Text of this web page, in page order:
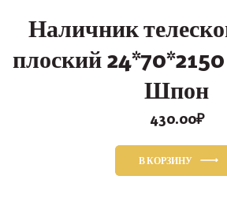
Наличник
плоский
Шпон
430.00₽
В КОРЗИНУ